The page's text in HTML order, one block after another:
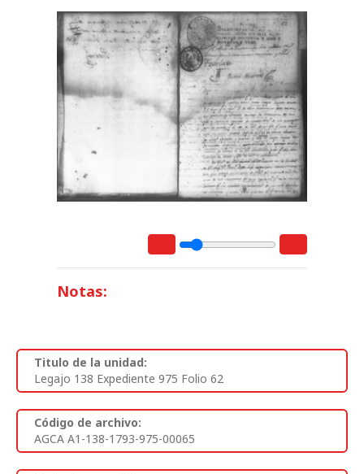
Notas:
Titulo de la unidad:
Legajo 138 Expediente 975 Folio 62
Código de archivo:
AGCA A1-138-1793-975-00065